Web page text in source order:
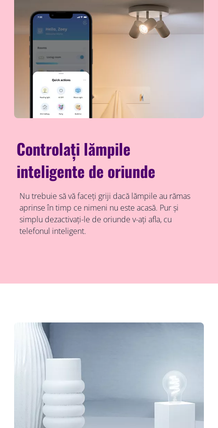
Controlați lămpile
inteligente de oriunde
Nu trebuie să vă faceți griji dacă lămpile au rămas
aprinse în timp ce nimeni nu este acasă. Pur și
simplu dezactivați-le de oriunde v-ați afla, cu
telefonul inteligent.